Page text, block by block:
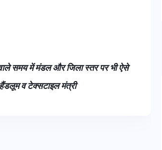
समय में मंडल और जिला स्तर पर भी ऐसे
व टेक्सटाइल मंत्री